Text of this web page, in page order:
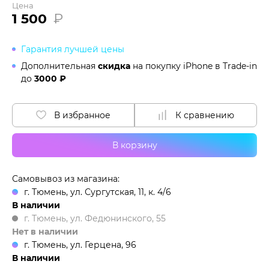
Цена
1 500 ₽
Гарантия лучшей цены
Дополнительная скидка на покупку iPhone в Trade-in
до 3000 ₽
В корзину
В избранное К сравнению
Самовывоз из магазина:
г. Тюмень, ул. Сургутская, 11, к. 4/6
В наличии
г. Тюмень, ул. Федюнинского, 55
Нет в наличии
г. Тюмень, ул. Герцена, 96
В наличии